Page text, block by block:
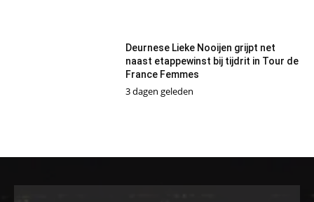
Deurnese Lieke Nooijen grijpt net
naast etappewinst bij tijdrit in Tour de
France Femmes
3 dagen geleden